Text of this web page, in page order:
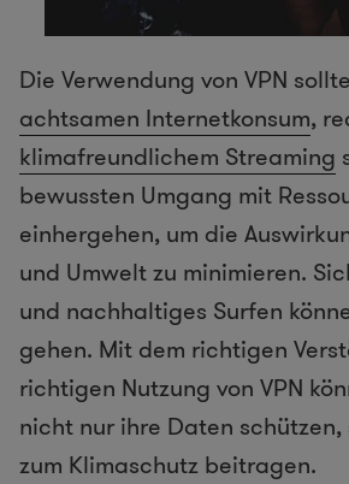
Die Verwendung von VPN
achtsamen Internetkonsum,
klimafreundlichem Streaming
bewussten Umgang mit
einhergehen, um die
und Umwelt zu minimieren.
und nachhaltiges Surfen
gehen. Mit dem richtigen
richtigen Nutzung von VPN
nicht nur ihre Daten
zum Klimaschutz beitragen.